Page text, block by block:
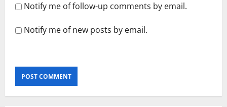
Notify me of follow-up comments by email.
Notify me of new posts by email.